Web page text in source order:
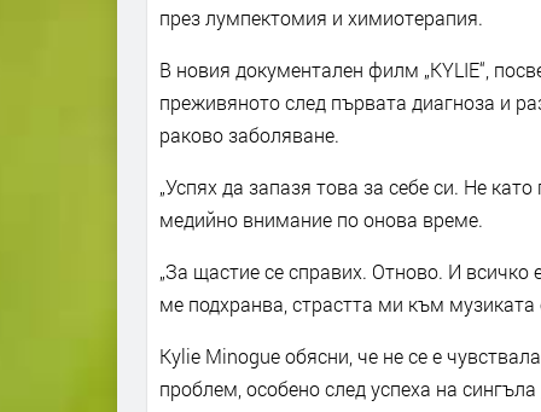
през лумпектомия и химиотерапия.
В новия документален филм „KYLIE“,
преживяното след първата диагноза и
раково заболяване.
„Успях да запазя това за себе си. Не
медийно внимание по онова време.
„За щастие се справих. Отново. И всичко
ме подхранва, страстта ми към музиката
Kylie Minogue обясни, че не се е
проблем, особено след успеха на сингъла